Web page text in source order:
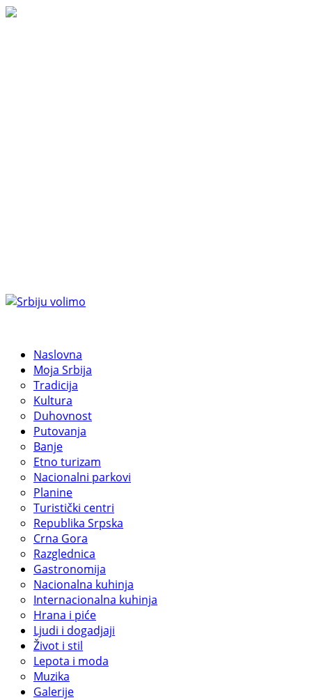
Naslovna
Moja Srbija
Tradicija
Kultura
Duhovnost
Putovanja
Banje
Etno turizam
Nacionalni parkovi
Planine
Turistički centri
Republika Srpska
Crna Gora
Razglednica
Gastronomija
Nacionalna kuhinja
Internacionalna kuhinja
Hrana i piće
Ljudi i dogadjaji
Život i stil
Lepota i moda
Muzika
Galerije